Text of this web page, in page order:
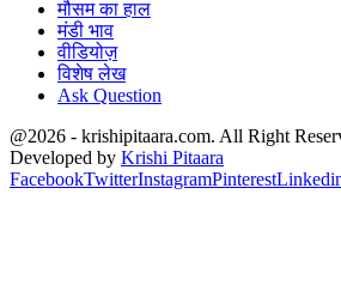
मौसम का हाल
मंडी भाव
वीडियोज़
विशेष लेख
Ask Question
@2026 - krishipitaara.com. All Right
Developed by Krishi Pitaara
FacebookTwitterInstagramPinterest